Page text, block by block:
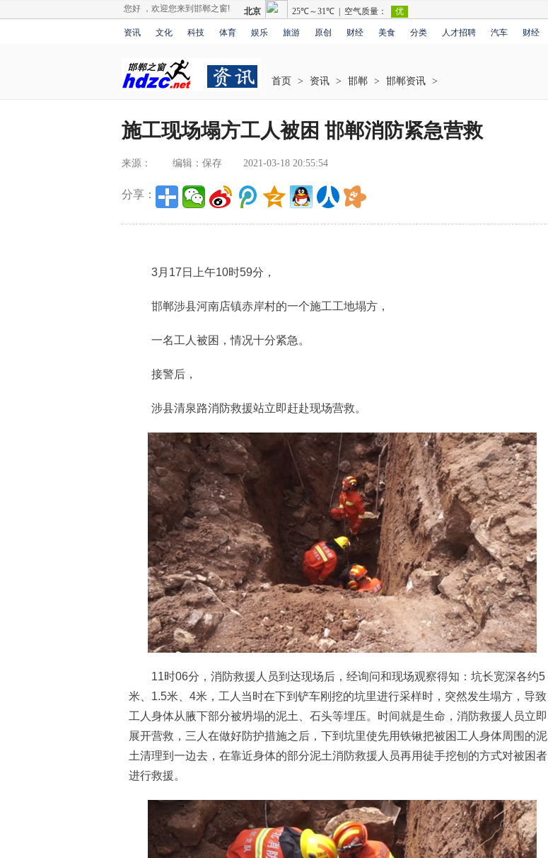
您好 ，欢迎您来到邯郸之窗!
资讯 文化 科技 体育 娱乐 旅游 原创 财经 美食 分类 人才招聘 汽车 财经
首页 > 资讯 > 邯郸 > 邯郸资讯 >
施工现场塌方工人被困 邯郸消防紧急营救
来源： 编辑：保存 2021-03-18 20:55:54
分享：
3月17日上午10时59分，
邯郸涉县河南店镇赤岸村的一个施工工地塌方，
一名工人被困，情况十分紧急。
接警后，
涉县清泉路消防救援站立即赶赴现场营救。
11时06分，消防救援人员到达现场后，经询问和现场观察得知：坑长宽深各约5
米、1.5米、4米，工人当时在下到铲车刚挖的坑里进行采样时，突然发生塌方，导致
工人身体从腋下部分被坍塌的泥土、石头等埋压。时间就是生命，消防救援人员立即
展开营救，三人在做好防护措施之后，下到坑里使先用铁锹把被困工人身体周围的泥
土清理到一边去，在靠近身体的部分泥土消防救援人员再用徒手挖刨的方式对被困者
进行救援。